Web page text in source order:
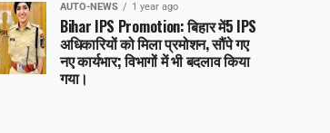
AUTO-NEWS 1 year ago
Bihar IPS Promotion: बिहार में5 IPS
अधिकारियों को मिला प्रमोशन, सौंपे गए
नए कार्यभार; विभागों में भी बदलाव किया
गया।